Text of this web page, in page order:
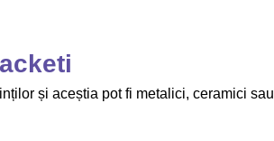
și aceștia pot fi metalici, ceramici sau